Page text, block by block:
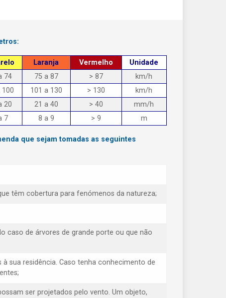
Laranja Vermelho
Unidade
74 75 a 87 > 87
km/h
100 101 a 130 > 130
km/h
20 21 a 40 > 40
mm/h
7 8 a 9 > 9 m
que sejam tomadas as seguintes
têm cobertura para fenómenos da natureza;
caso de árvores de grande porte ou que não
sua residência. Caso tenha conhecimento de
ser projetados pelo vento. Um objeto,